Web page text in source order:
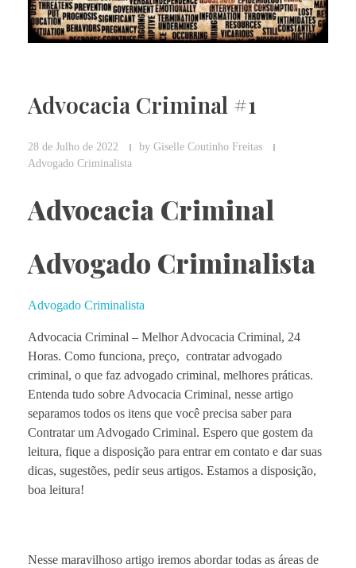
Advocacia Criminal #1
28 de Julho de 2022 by Giselle Coutinho Freitas
Advogado Criminalista
Advocacia Criminal
Advogado Criminalista
Advogado Criminalista
Advocacia Criminal – MelhorAdvocacia Criminal, 24
Horas. Como funciona, preço, contratar advogado
criminal, o que faz advogado criminal, melhores práticas.
Entenda tudo sobre Advocacia Criminal, nesse artigo
separamos todos os itens que você precisa saber para
Contratar um Advogado Criminal. Espero que gostem da
leitura, fique a disposição para entrar em contato e dar suas
dicas, sugestões, pedir seus artigos. Estamos a disposição,
boa leitura!
Nesse maravilhoso artigo iremos abordar todas as áreas de